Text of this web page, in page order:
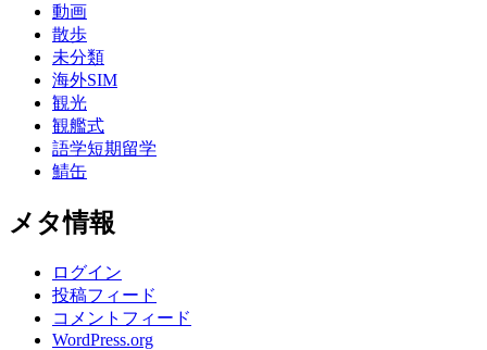
動画
散歩
未分類
海外SIM
観光
観艦式
語学短期留学
鯖缶
メタ情報
ログイン
投稿フィード
コメントフィード
WordPress.org